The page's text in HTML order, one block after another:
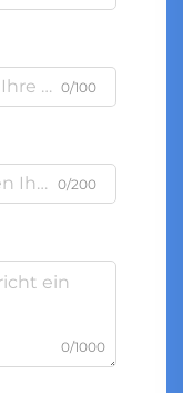
0/100
0/200
0/1000